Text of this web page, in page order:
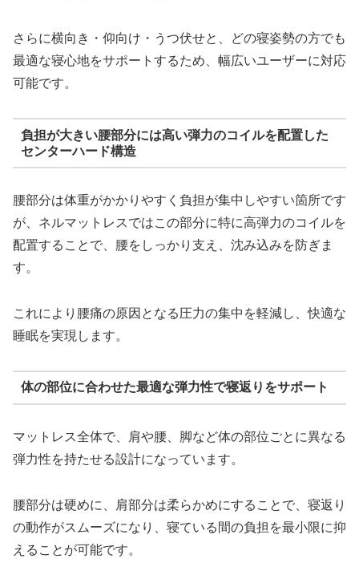
さらに横向き・仰向け・うつ伏せと、どの寝姿勢の方でも
最適な寝心地をサポートするため、幅広いユーザーに対応
可能です。
負担が大きい腰部分には高い弾力のコイルを配置した
センターハード構造
腰部分は体重がかかりやすく負担が集中しやすい箇所です
が、ネルマットレスではこの部分に特に高弾力のコイルを
配置することで、腰をしっかり支え、沈み込みを防ぎま
す。
これにより腰痛の原因となる圧力の集中を軽減し、快適な
睡眠を実現します。
体の部位に合わせた最適な弾力性で寝返りをサポート
マットレス全体で、肩や腰、脚など体の部位ごとに異なる
弾力性を持たせる設計になっています。
腰部分は硬めに、肩部分は柔らかめにすることで、寝返り
の動作がスムーズになり、寝ている間の負担を最小限に抑
えることが可能です。